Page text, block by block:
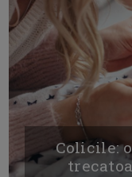
Colicile: